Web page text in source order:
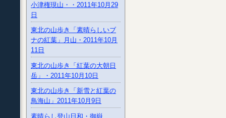
小津権現山・・2011年10月29
日
東北の山歩き「素晴らしいブ
ナの紅葉」月山・2011年10月
11日
東北の山歩き「紅葉の大朝日
岳」・2011年10月10日
東北の山歩き「新雪と紅葉の
鳥海山」2011年10月9日
素晴らし登山日和・御嶽